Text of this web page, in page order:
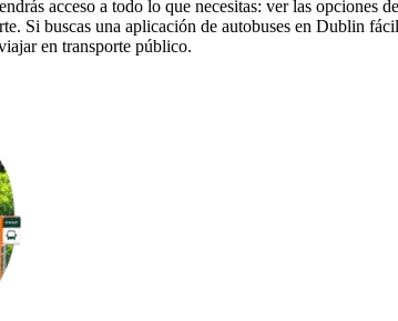
acceso a todo lo que necesitas: ver las opciones
Si buscas una aplicación de autobuses en Dublin
en transporte público.